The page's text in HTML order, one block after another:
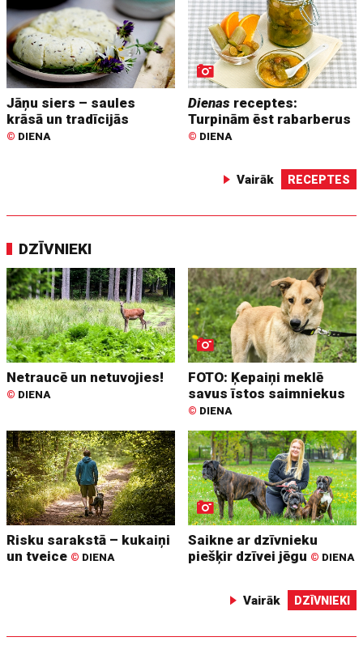
Jāņu siers – saules
krāsā un tradīcijās
© DIENA
Dienas receptes:
Turpinām ēst rabarberus
© DIENA
Vairāk RECEPTES
DZĪVNIEKI
Netraucē un netuvojies!
© DIENA
FOTO: Ķepaiņi meklē
savus īstos saimniekus
© DIENA
Risku sarakstā – kukaiņi
un tveice © DIENA
Saikne ar dzīvnieku
piešķir dzīvei jēgu © DIENA
Vairāk DZĪVNIEKI